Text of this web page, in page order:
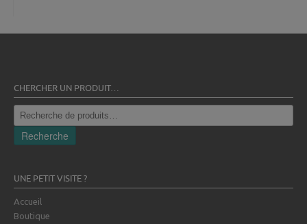
CHERCHER UN PRODUIT…
Recherche
pour :
Recherche
UNE PETIT VISITE ?
Accueil
Boutique